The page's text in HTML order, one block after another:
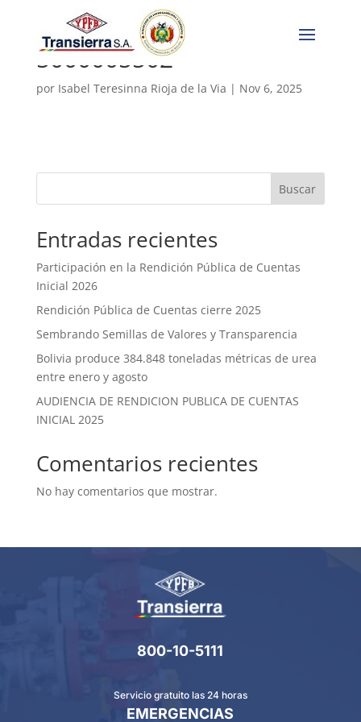
5000005502
por Isabel Teresinna Rioja de la Via | Nov 6, 2025
Buscar
Entradas recientes
Participación en la Rendición Pública de Cuentas
Inicial 2026
Rendición Pública de Cuentas cierre 2025
Sembrando Semillas de Valores y Transparencia
Bolivia produce 384.848 toneladas métricas de urea
entre enero y agosto
AUDIENCIA DE RENDICION PUBLICA DE CUENTAS
INICIAL 2025
Comentarios recientes
No hay comentarios que mostrar.
800-10-5111
Servicio gratuito las 24 horas
EMERGENCIAS